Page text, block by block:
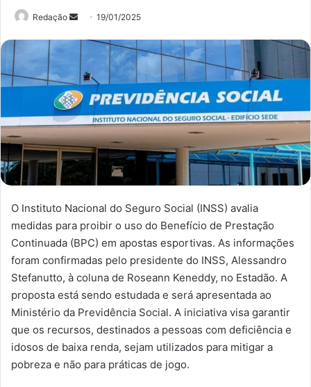
Redação
Mande19/01/2025
O Instituto Nacional do Seguro Social (INSS) avalia
medidas para proibir o uso do Benefício de Prestação
Continuada (BPC) em apostas esportivas. As informações
foram confirmadas pelo presidente do INSS, Alessandro
Stefanutto, à coluna de Roseann Keneddy, no Estadão. A
proposta está sendo estudada e será apresentada ao
Ministério da Previdência Social. A iniciativa visa garantir
que os recursos, destinados a pessoas com deficiência e
idosos de baixa renda, sejam utilizados para mitigar a
pobreza e não para práticas de jogo.